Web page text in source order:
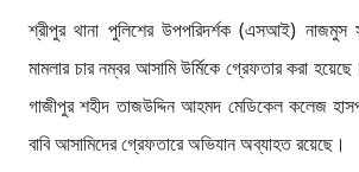
শ্রীপুর থানা পুলিশের উপপরিদর্শক (এসআই) নাজমুস
মামলার চার নম্বর আসামি উর্মিকে গ্রেফতার করা
গাজীপুর শহীদ তাজউদ্দিন আহমদ মেডিকেল কলেজ
বাবি আসামিদের গ্রেফতারে অভিযান অব্যাহত রয়েছে।